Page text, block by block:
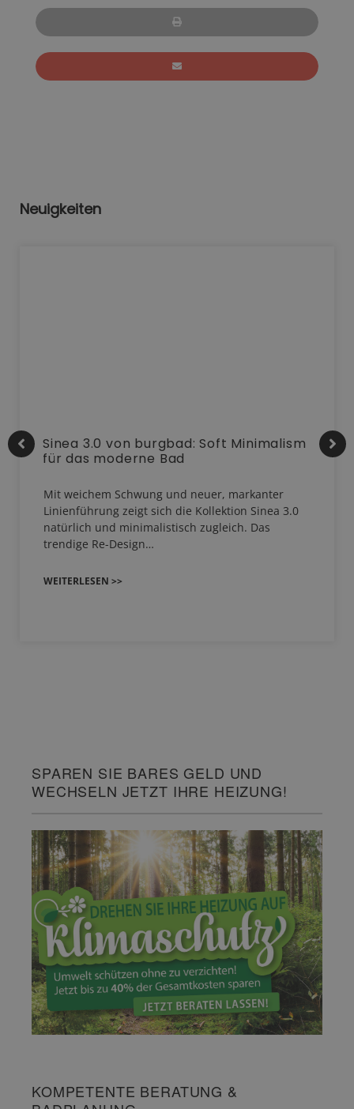
Neuigkeiten
Sinea 3.0 von burgbad: Soft Minimalism
für das moderne Bad
Mit weichem Schwung und neuer, markanter
Linienführung zeigt sich die Kollektion Sinea 3.0
natürlich und minimalistisch zugleich. Das
trendige Re-Design…
WEITERLESEN >>
SPAREN SIE BARES GELD UND
WECHSELN JETZT IHRE HEIZUNG!
KOMPETENTE BERATUNG &